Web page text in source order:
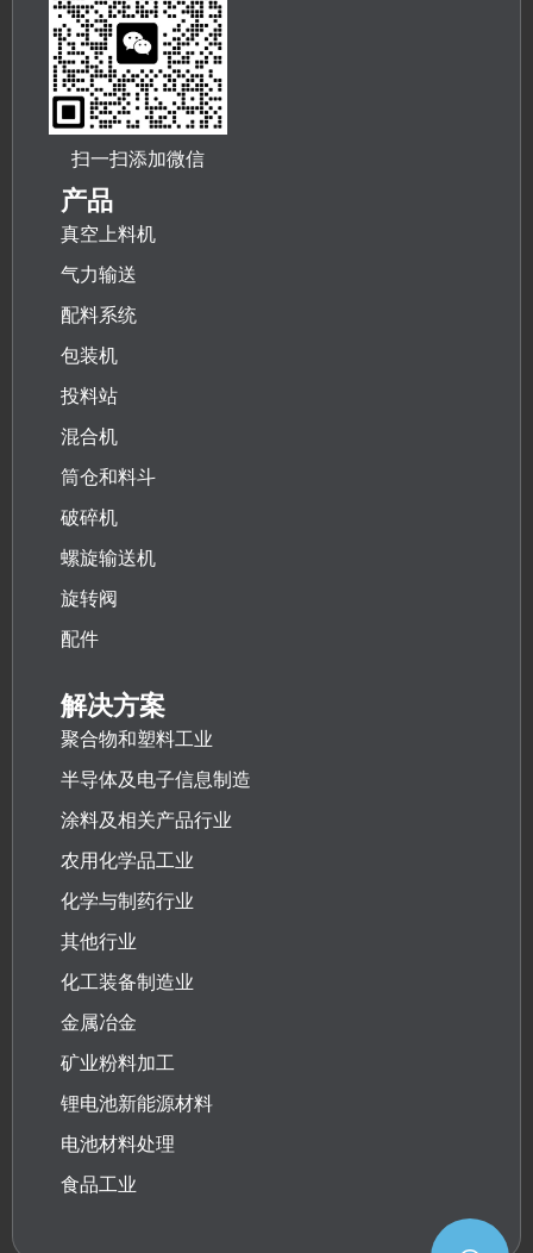
扫一扫添加微信
产品
真空上料机
气力输送
配料系统
包装机
投料站
混合机
筒仓和料斗
破碎机
螺旋输送机
旋转阀
配件
解决方案
聚合物和塑料工业
半导体及电子信息制造
涂料及相关产品行业
农用化学品工业
化学与制药行业
其他行业
化工装备制造业
金属冶金
矿业粉料加工
锂电池新能源材料
电池材料处理
食品工业